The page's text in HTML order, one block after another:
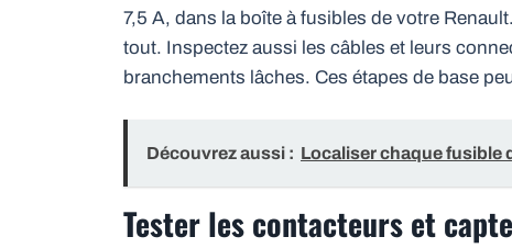
7,5 A, dans la boîte à fusibles de votre
tout. Inspectez aussi les câbles et leurs
branchements lâches. Ces étapes de base
Découvrez aussi : Localiser chaque fusible
Tester les contacteurs et